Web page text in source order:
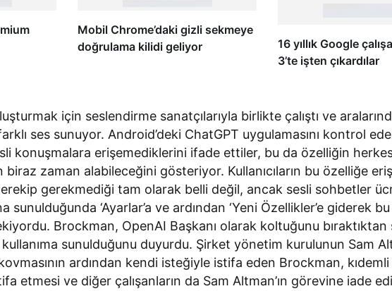
Mobil Chrome’daki gizli sekmeye
doğrulama kilidi geliyor
16 yıllık Google
3’te işten çıkardılar
için seslendirme sanatçılarıyla birlikte çalıştı ve
ses sunuyor. Android’deki ChatGPT uygulamasını kontrol
konuşmalara erişemediklerini ifade ettiler, bu da özelliğin
biraz zaman alabileceğini gösteriyor. Kullanıcıların bu özelliğe
gerekmediği tam olarak belli değil, ancak sesli sohbetler
sunulduğunda ‘Ayarlar’a ve ardından ‘Yeni Özellikler’e giderek
Brockman, OpenAI Başkanı olarak koltuğunu bıraktıktan
sunulduğunu duyurdu. Şirket yönetim kurulunun Sam
ardından kendi isteğiyle istifa eden Brockman,
etmesi ve diğer çalışanların da Sam Altman’ın görevine iade